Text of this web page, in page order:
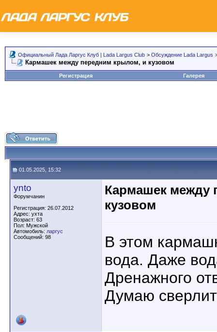
Официальный Лада Ларгус Клуб | Lada Largus Club > Обсуждение Lada Largus
Кармашек между передним крылом, и кузовом
Регистрация Галерея
01.05.2025, 15:32
ynto
Форумчанин
Регистрация: 26.07.2012
Адрес: ухта
Возраст: 63
Пол: Мужской
Автомобиль: ларгус
Сообщений: 98
Кармашек между
кузовом
В этом
вода. Даже
Дренажного
Думаю